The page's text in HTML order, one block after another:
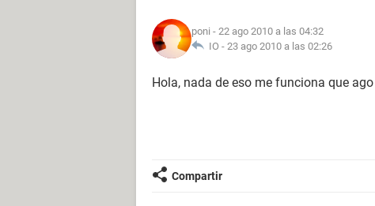
poni - 22 ago 2010 a las 04:32
IO - 23 ago 2010 a las 02:26
Hola, nada de eso me funciona que ago
Compartir